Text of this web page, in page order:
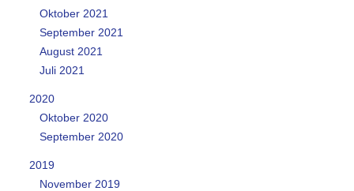
Oktober 2021
September 2021
August 2021
Juli 2021
2020
Oktober 2020
September 2020
2019
November 2019